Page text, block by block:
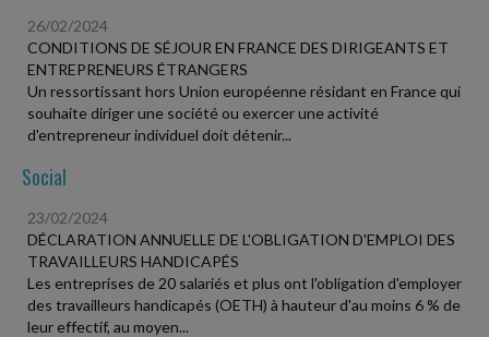
26/02/2024
CONDITIONS DE SÉJOUR EN FRANCE DES DIRIGEANTS ET
ENTREPRENEURS ÉTRANGERS
Un ressortissant hors Union européenne résidant en France qui
souhaite diriger une société ou exercer une activité
d'entrepreneur individuel doit détenir...
Social
23/02/2024
DÉCLARATION ANNUELLE DE L'OBLIGATION D'EMPLOI DES
TRAVAILLEURS HANDICAPÉS
Les entreprises de 20 salariés et plus ont l'obligation d'employer
des travailleurs handicapés (OETH) à hauteur d'au moins 6 % de
leur effectif, au moyen...